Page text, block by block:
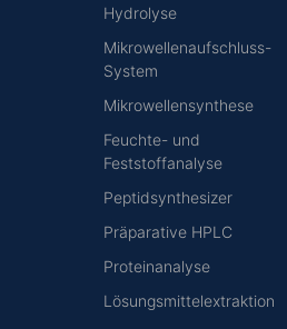
Hydrolyse
Mikrowellenaufschluss-
System
Mikrowellensynthese
Feuchte- und
Feststoffanalyse
Peptidsynthesizer
Präparative HPLC
Proteinanalyse
Lösungsmittelextraktion